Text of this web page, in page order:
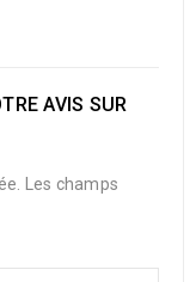
AVIS SUR
Les champs